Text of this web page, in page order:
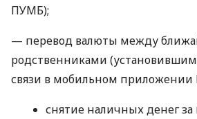
ПУМБ);
— перевод валюты между
родственниками
связи в мобильном
снятие наличных денег